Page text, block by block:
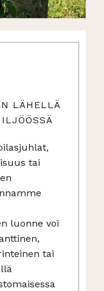
LÄHELLÄ
tai
luonne voi
tai